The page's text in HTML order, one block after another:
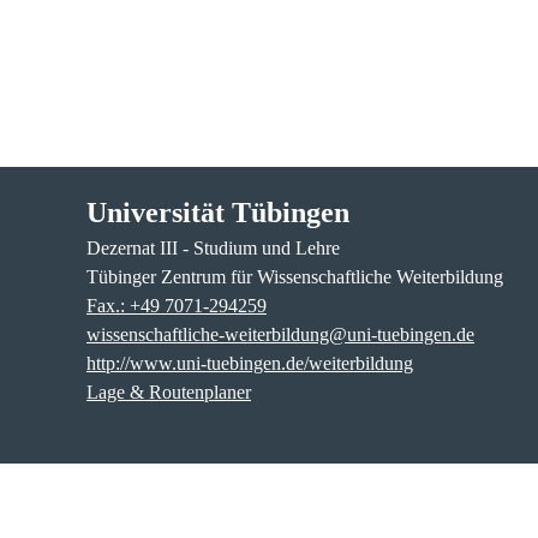
Universität Tübingen
Dezernat III - Studium und Lehre
Tübinger Zentrum für Wissenschaftliche Weiterbildung
Fax.: +49 7071-294259
wissenschaftliche-weiterbildung@uni-tuebingen.de
http://www.uni-tuebingen.de/weiterbildung
Lage & Routenplaner